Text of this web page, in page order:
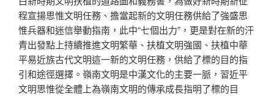
程宣揚思惟文明任務、擔當起新的文明任務供給了強盛思
惟兵器和迷信舉動指南，此中“七個出力”，更是對在新的汗
青出發點上持續推進文明繁華、扶植文明強國、扶植中華
平易近族古代文明這一新的文明任務，供給了標的目的指
引和途徑選擇。嶺南文明是中漢文化的主要一脈，習近平
文明思惟從全體上為嶺南文明的傳承成長指明了標的目